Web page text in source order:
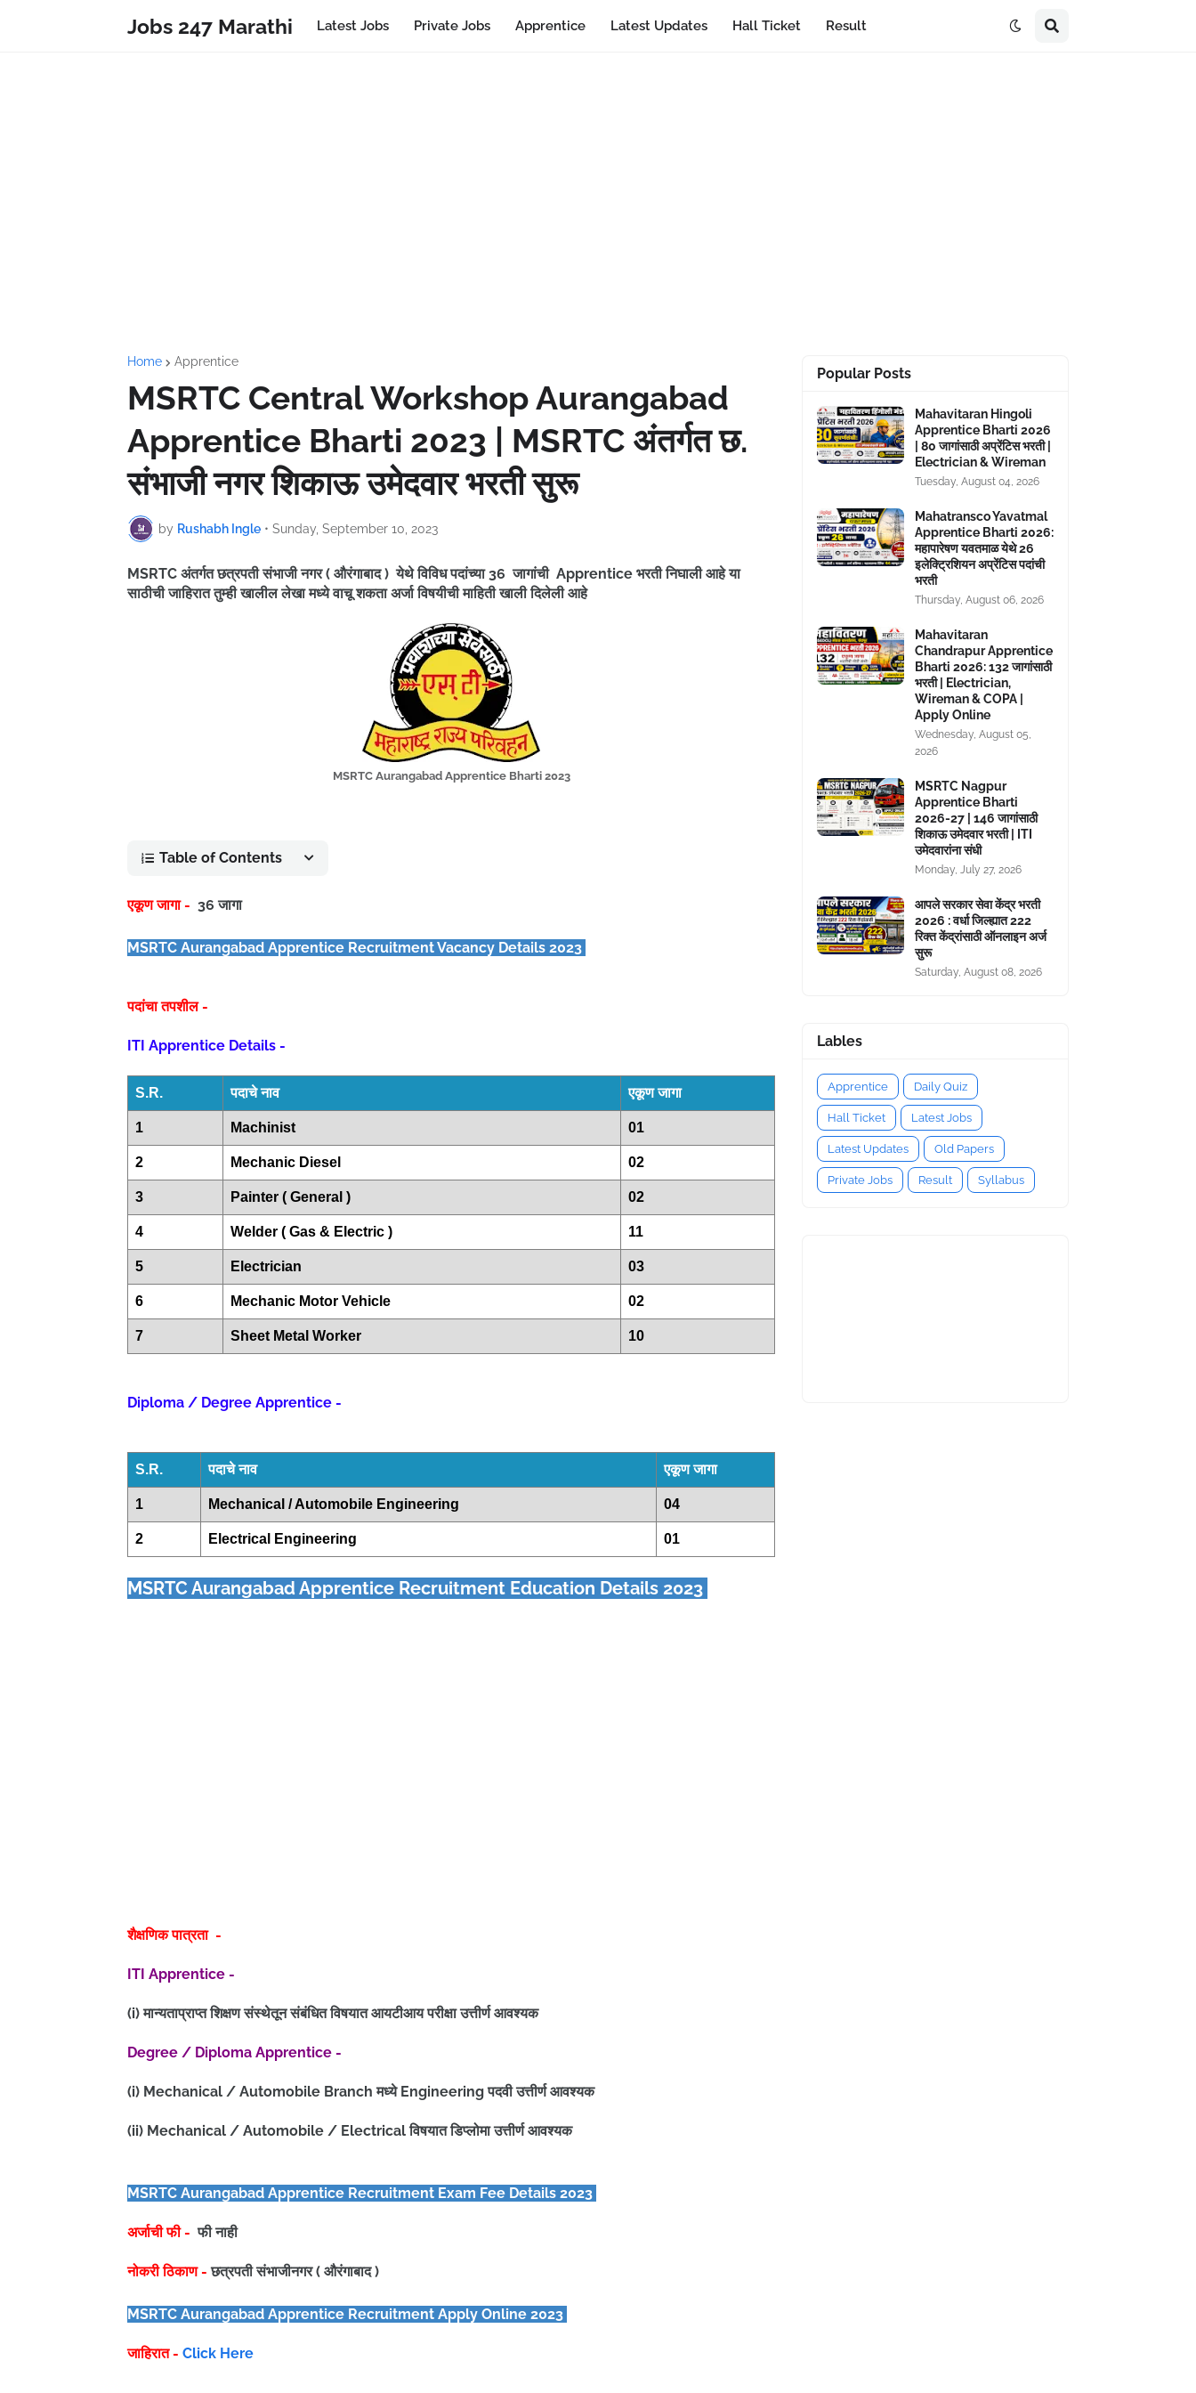
Jobs 247 Marathi Latest Jobs Private Jobs Apprentice Latest Updates Hall Ticket Result
Home Apprentice
MSRTC Central Workshop Aurangabad
Apprentice Bharti 2023 | MSRTC अंतर्गत छ.
संभाजी नगर शिकाऊ उमेदवार भरती सुरू
by Rushabh Ingle • Sunday, September 10, 2023
MSRTC अंतर्गत छत्रपती संभाजी नगर ( औरंगाबाद ) येथे विविध पदांच्या 36 जागांची Apprentice भरती निघाली आहेया
साठीची जाहिरात तुम्ही खालील लेखा मध्ये वाचू शकता अर्जा विषयीची माहिती खाली दिलेली आहे
MSRTC Aurangabad Apprentice Bharti 2023
Table of Contents
एकूण जागा - 36 जागा
MSRTC Aurangabad Apprentice Recruitment Vacancy Details 2023
पदांचा तपशील -
ITI Apprentice Details -
S.R. पदाचे नाव एकूण जागा
1 Machinist 01
2 Mechanic Diesel 02
3 Painter ( General ) 02
4 Welder ( Gas & Electric ) 11
5 Electrician 03
6 Mechanic Motor Vehicle 02
7 Sheet Metal Worker 10
Diploma / Degree Apprentice -
S.R. पदाचे नाव एकूण जागा
1 Mechanical / Automobile Engineering 04
2 Electrical Engineering 01
MSRTC Aurangabad Apprentice Recruitment Education Details 2023
शैक्षणिक पात्रता -
ITI Apprentice -
(i) मान्यताप्राप्त शिक्षण संस्थेतून संबंधित विषयात आयटीआय परीक्षा उत्तीर्ण आवश्यक
Degree / Diploma Apprentice -
(i) Mechanical / Automobile Branch मध्ये Engineering पदवी उत्तीर्ण आवश्यक
(ii) Mechanical / Automobile / Electrical विषयात डिप्लोमा उत्तीर्ण आवश्यक
MSRTC Aurangabad Apprentice Recruitment Exam Fee Details 2023
अर्जाची फी - फी नाही
नोकरी ठिकाण - छत्रपती संभाजीनगर ( औरंगाबाद )
MSRTC Aurangabad Apprentice Recruitment Apply Online 2023
जाहिरात - Click Here
Popular Posts
Mahavitaran Hingoli
Apprentice Bharti 2026
| 80 जागांसाठी अप्रेंटिस भरती |
Electrician & Wireman
Tuesday, August 04, 2026
Mahatransco Yavatmal
Apprentice Bharti 2026:
महापारेषण यवतमाळ येथे 26
इलेक्ट्रिशियन अप्रेंटिस पदांची
भरती
Thursday, August 06, 2026
Mahavitaran
Chandrapur Apprentice
Bharti 2026: 132 जागांसाठी
भरती | Electrician,
Wireman & COPA |
Apply Online
Wednesday, August 05,
2026
MSRTC Nagpur
Apprentice Bharti
2026-27 | 146 जागांसाठी
शिकाऊ उमेदवार भरती | ITI
उमेदवारांना संधी
Monday, July 27, 2026
आपले सरकार सेवा केंद्र भरती
2026 : वर्धा जिल्ह्यात 222
रिक्त केंद्रांसाठी ऑनलाइन अर्ज
सुरू
Saturday, August 08, 2026
Lables
Apprentice Daily Quiz
Hall Ticket Latest Jobs
Latest Updates Old Papers
Private Jobs Result Syllabus